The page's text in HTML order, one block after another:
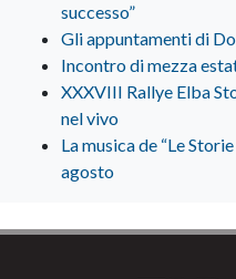
successo”
Gli appuntamenti di
Incontro di mezza
XXXVIII Rallye Elba
nel vivo
La musica de “Le
agosto